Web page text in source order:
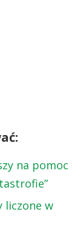
na pomoc
liczone w